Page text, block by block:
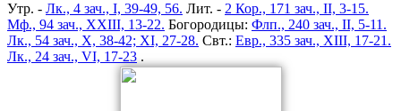
Утр. - Лк., 4 зач., I, 39-49, 56. Лит. - 2 Кор., 171 зач., II, 3-15.
Мф., 94 зач., XXIII, 13-22. Богородицы: Флп., 240 зач., II, 5-11.
Лк., 54 зач., X, 38-42; XI, 27-28. Свт.: Евр., 335 зач., XIII, 17-21.
Лк., 24 зач., VI, 17-23 .